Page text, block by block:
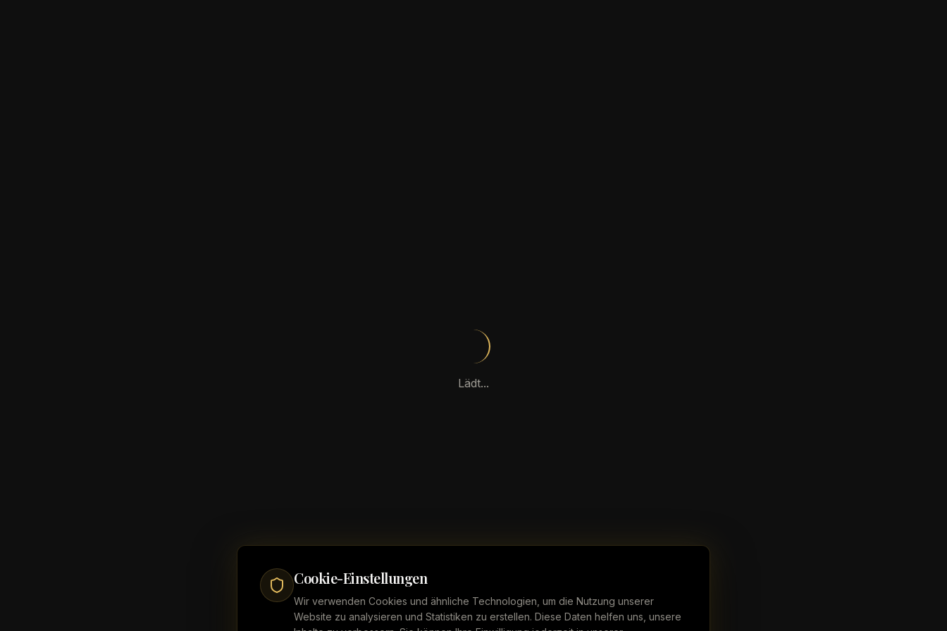
Cookie-Einstellungen
Wir verwenden Cookies und ähnliche Technologien, um die Nutzung unserer
Website zu analysieren und Statistiken zu erstellen. Diese Daten helfen uns, unsere
Lädt...